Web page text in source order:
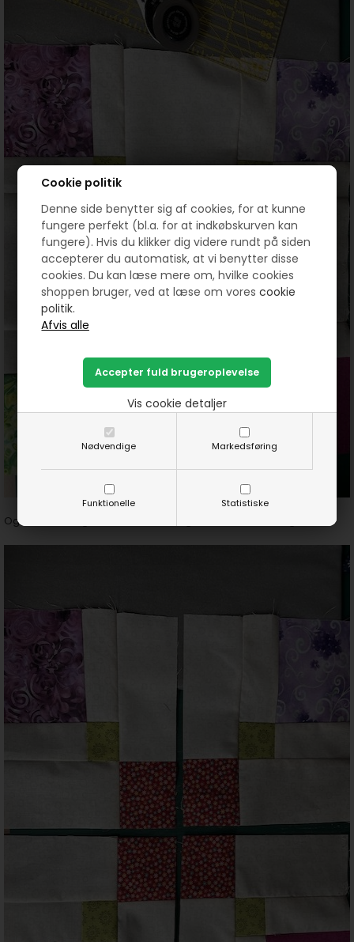
Cookie politik
Denne side benytter sig af cookies, for at kunne
fungere perfekt (bl.a. for at indkøbskurven kan
fungere). Hvis du klikker dig videre rundt på siden
accepterer du automatisk, at vi benytter disse
cookies. Du kan læse mere om, hvilke cookies
shoppen bruger, ved at læse om vorescookie
politik.
Nødvendige Markedsføring
Funktionelle Statistiske
Vis cookie detaljer
Og deler dem igen med i midten - igen både vandret og lodret.